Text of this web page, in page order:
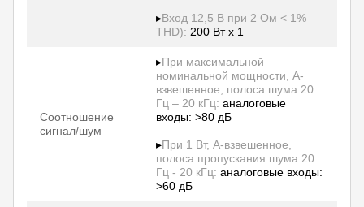
▸Вход 12,5 В при 2 Ом < 1%
THD): 200 Вт x 1
Соотношение
сигнал/шум
▸При максимальной
номинальной мощности, A-
взвешенное, полоса шума 20
Гц – 20 кГц: аналоговые
входы: >80 дБ
▸При 1 Вт, A-взвешенное,
полоса пропускания шума 20
Гц - 20 кГц: аналоговые входы:
>60 дБ